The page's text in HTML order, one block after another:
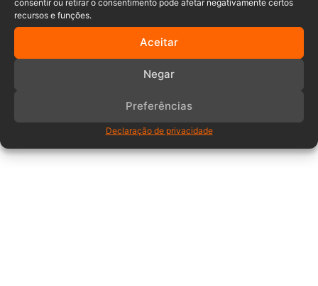
consentir ou retirar o consentimento pode afetar negativamente certos
recursos e funções.
Aceitar
Negar
Preferências
Declaração de privacidade